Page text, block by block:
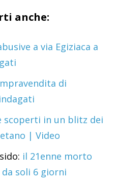
anche:
a via Egiziaca a
di
scoperti in un blitz dei
| Video
il 21enne morto
soli 6 giorni